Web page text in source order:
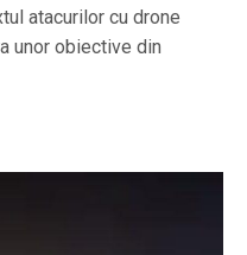
atacurilor cu drone
unor obiective din